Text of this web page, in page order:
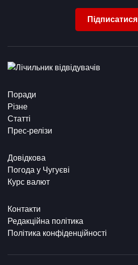
Підписатися
Поради
Різне
Статті
Прес-релізи
Довідкова
Погода у Чугуєві
Курс валют
Контакти
Редакційна політика
Політика конфіденційності